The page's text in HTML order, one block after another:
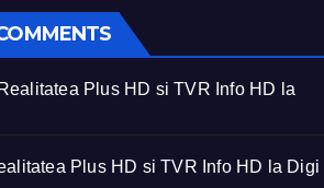
Realitatea Plus HD si TVR Info HD la
Plus HD si TVR Info HD la Digi